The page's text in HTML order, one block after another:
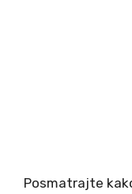
Posmatrajte